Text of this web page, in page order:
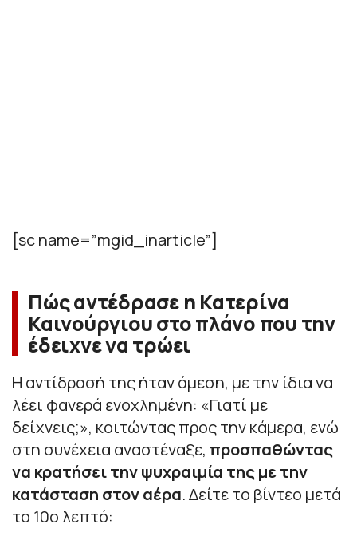
[sc name=”mgid_inarticle”]
Πώς αντέδρασε η Κατερίνα
Καινούργιου στο πλάνο που την
έδειχνε να τρώει
Η αντίδρασή της ήταν άμεση, με την ίδια να
λέει φανερά ενοχλημένη: «Γιατί με
δείχνεις;», κοιτώντας προς την κάμερα, ενώ
στη συνέχεια αναστέναξε, προσπαθώντας
να κρατήσει την ψυχραιμία της με την
κατάσταση στον αέρα. Δείτε το βίντεο μετά
το 10ο λεπτό: